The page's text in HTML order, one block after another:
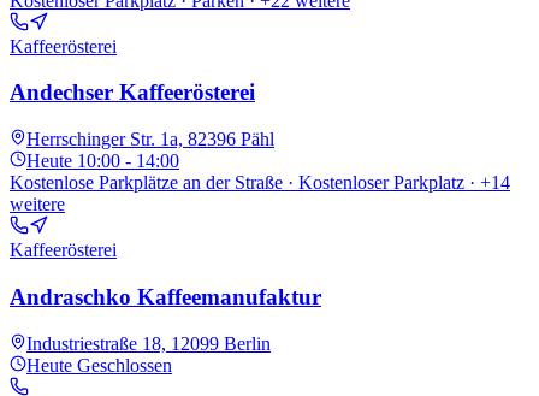
Kaffeerösterei
Andechser Kaffeerösterei
Herrschinger Str. 1a, 82396 Pähl
Heute 10:00 - 14:00
Kostenlose Parkplätze an der Straße · Kostenloser Parkplatz · +14
weitere
Kaffeerösterei
Andraschko Kaffeemanufaktur
Industriestraße 18, 12099 Berlin
Heute Geschlossen